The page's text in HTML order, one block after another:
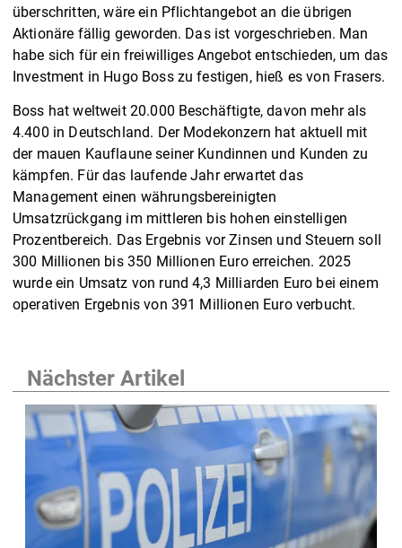
überschritten, wäre ein Pflichtangebot an die übrigen
Aktionäre fällig geworden. Das ist vorgeschrieben. Man
habe sich für ein freiwilliges Angebot entschieden, um das
Investment in Hugo Boss zu festigen, hieß es von Frasers.
Boss hat weltweit 20.000 Beschäftigte, davon mehr als
4.400 in Deutschland. Der Modekonzern hat aktuell mit
der mauen Kauflaune seiner Kundinnen und Kunden zu
kämpfen. Für das laufende Jahr erwartet das
Management einen währungsbereinigten
Umsatzrückgang im mittleren bis hohen einstelligen
Prozentbereich. Das Ergebnis vor Zinsen und Steuern soll
300 Millionen bis 350 Millionen Euro erreichen. 2025
wurde ein Umsatz von rund 4,3 Milliarden Euro bei einem
operativen Ergebnis von 391 Millionen Euro verbucht.
Nächster Artikel